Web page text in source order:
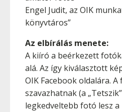
Engel Judit, az OIK
könyvtáros”
Az elbírálás menete:
A kiíró a beérkezett
alá. Az így kiválasztott
OIK Facebook oldalára.
szavazhatnak (a
legkedveltebb fotó lesz